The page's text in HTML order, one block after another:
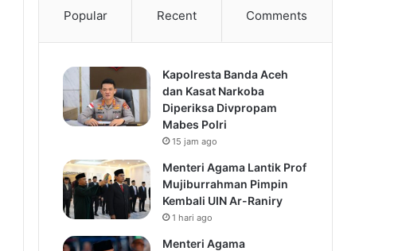
Popular Recent Comments
Kapolresta Banda Aceh
dan Kasat Narkoba
Diperiksa Divpropam
Mabes Polri
15 jam ago
Menteri Agama Lantik Prof
Mujiburrahman Pimpin
Kembali UIN Ar-Raniry
1 hari ago
Menteri Agama